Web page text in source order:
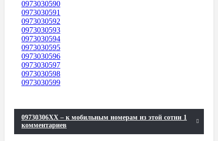
0973030590
0973030591
0973030592
0973030593
0973030594
0973030595
0973030596
0973030597
0973030598
0973030599
09730306XX – к мобильным номерам из этой сотни 1
комментариев